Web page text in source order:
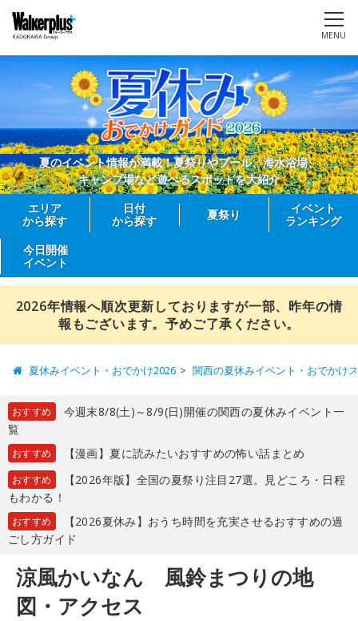
MENU
夏のイベント情報が満載！夏祭りやプール、海水浴場、
キャンプ場など遊べるスポットを大紹介
エリア
から探す
日付
から探す
夏祭り
イベント
ランキング
今日開催
イベント
2026年情報へ順次更新しておりますが一部、昨年の情
報もございます。予めご了承ください。
夏休みイベント・おでかけ2026 関西の夏休みイベント・おでかけ
おすすめ
今週末8/8(土)～8/9(日)開催の関西の夏休みイベント一
覧
おすすめ 【漫画】夏に読みたいおすすめの怖い話まとめ
おすすめ
【2026年版】全国の夏祭り注目27選。見どころ・日程
もわかる！
おすすめ
【2026夏休み】おうち時間を充実させるおすすめの過
ごし方ガイド
涼風かいなん 風鈴まつりの地
図・アクセス